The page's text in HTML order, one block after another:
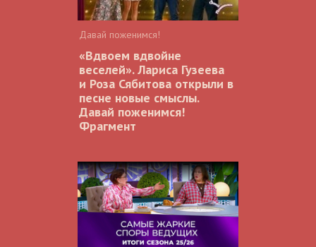
Давай поженимся!
«Вдвоем вдвойне
веселей». Лариса Гузеева
и Роза Сябитова открыли в
песне новые смыслы.
Давай поженимся!
Фрагмент